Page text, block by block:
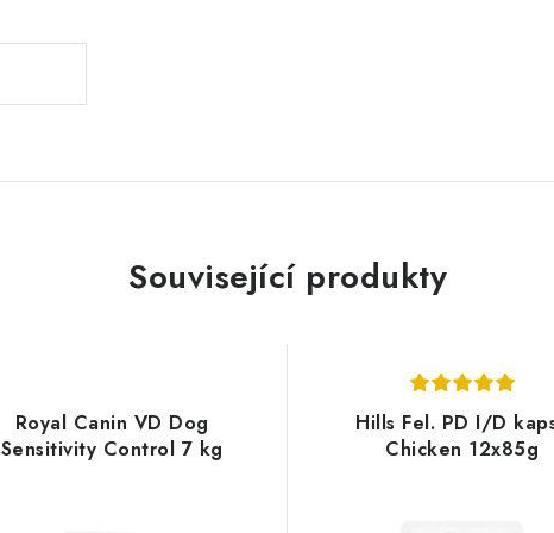
Související produkty
Royal Canin VD Dog
Sensitivity Control 7 kg
Hills Fel. PD I/D
Chicken 12x85g